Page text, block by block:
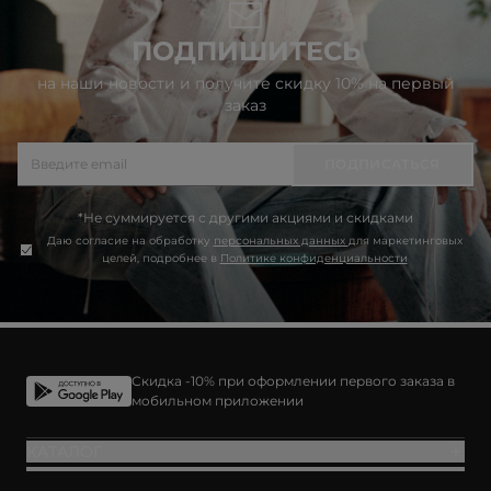
ПОДПИШИТЕСЬ
на наши новости и получите скидку 10% на первый
заказ
*Не суммируется с другими акциями и скидками
Даю согласие на обработку персональных данных для маркетинговых
целей, подробнее в Политике конфиденциальности
Скидка -10% при оформлении первого заказа в
мобильном приложении
ПОКУПАТЕЛЯМ